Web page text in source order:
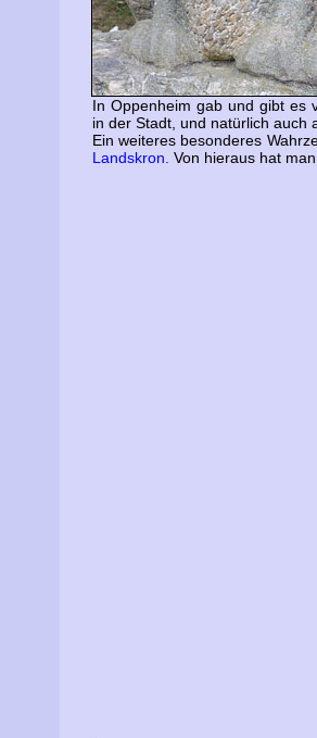
In Oppenheim gab und gibt es
in der Stadt, und natürlich auch
Ein weiteres besonderes
Landskron. Von hieraus hat